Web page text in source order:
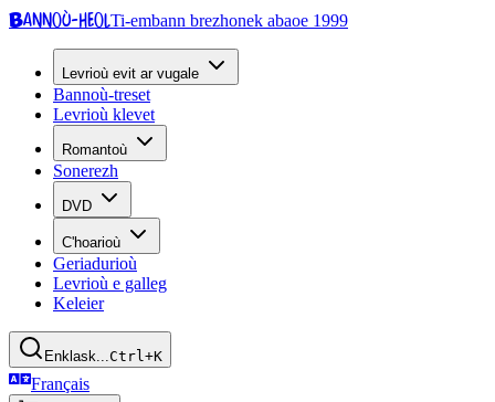
Bannoù-heolTi-embann brezhonek abaoe 1999
Levrioù evit ar vugale
Bannoù-treset
Levrioù klevet
Romantoù
Sonerezh
DVD
C'hoarioù
Geriadurioù
Levrioù e galleg
Keleier
Enklask...Ctrl+K
Français